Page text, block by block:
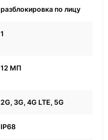
разблокировка по лицу
1
12 МП
2G, 3G, 4G LTE, 5G
IP68